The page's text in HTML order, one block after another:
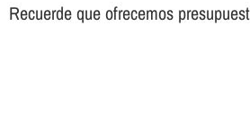
Recuerde que ofrecemos